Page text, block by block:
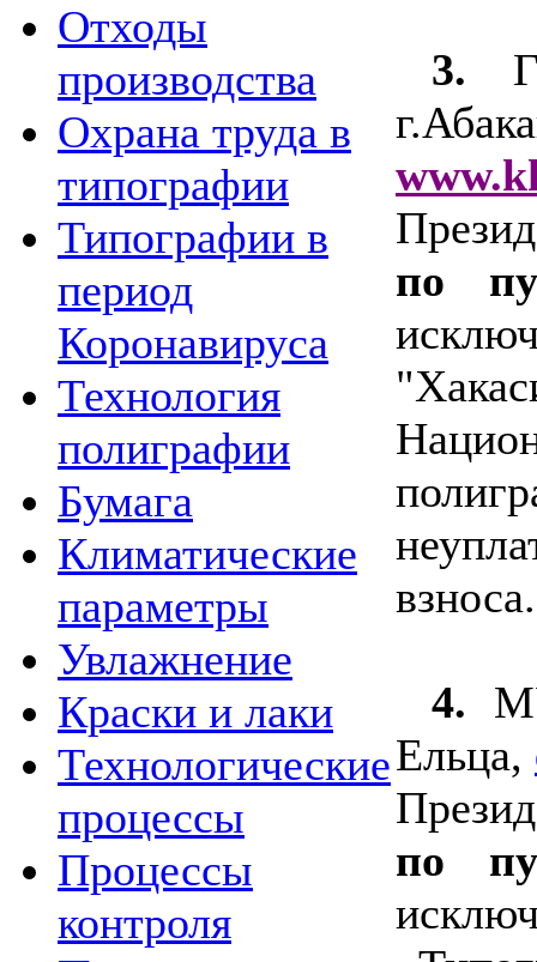
Отходы
производства
Охрана труда в
типографии
Типографии в
период
Коронавируса
Технология
полиграфии
Бумага
Климатические
параметры
Увлажнение
Краски и лаки
Технологические
процессы
Процессы
контроля
3.
по
взноса.
4.
Ельца,
по